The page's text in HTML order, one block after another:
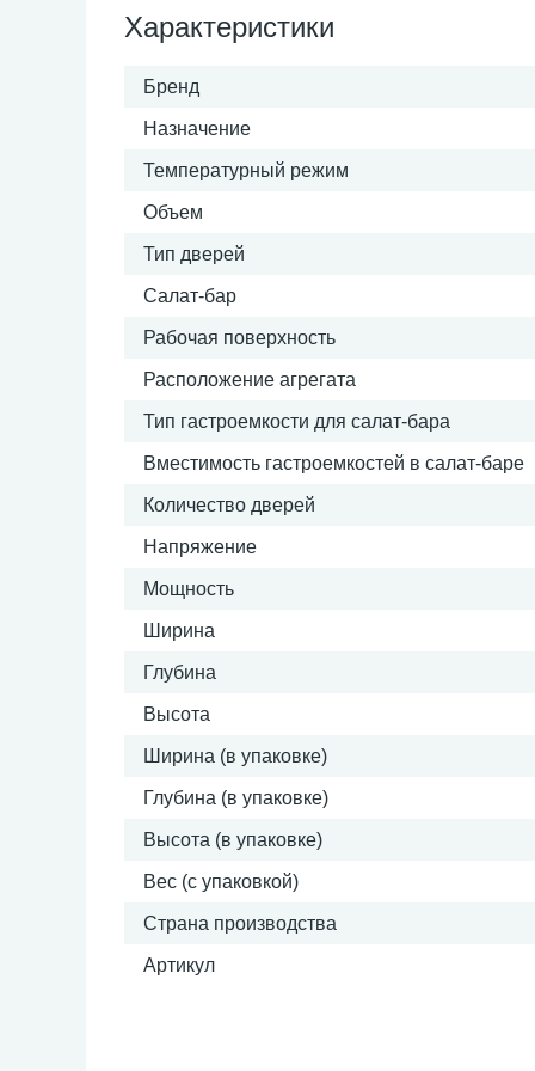
Характеристики
Бренд
Назначение
Температурный режим
Объем
Тип дверей
Салат-бар
Рабочая поверхность
Расположение агрегата
Тип гастроемкости для салат-бара
Вместимость гастроемкостей в салат-баре
Количество дверей
Напряжение
Мощность
Ширина
Глубина
Высота
Ширина (в упаковке)
Глубина (в упаковке)
Высота (в упаковке)
Вес (с упаковкой)
Страна производства
Артикул